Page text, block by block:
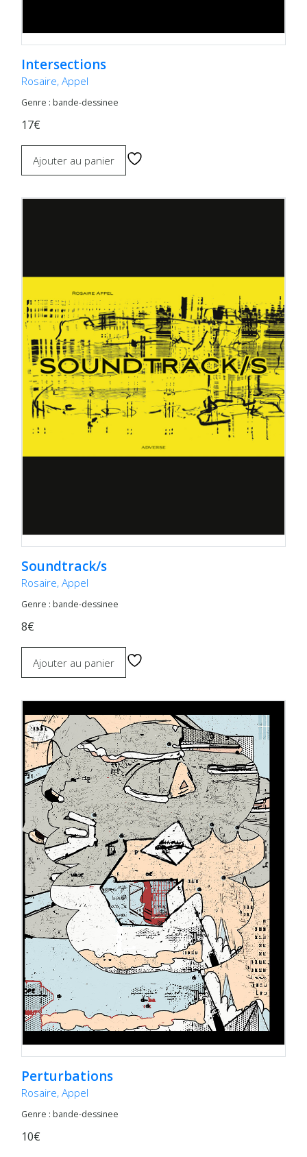
Intersections
Rosaire, Appel
Genre : bande-dessinee
17€
Ajouter au panier
Soundtrack/s
Rosaire, Appel
Genre : bande-dessinee
8€
Ajouter au panier
Perturbations
Rosaire, Appel
Genre : bande-dessinee
10€